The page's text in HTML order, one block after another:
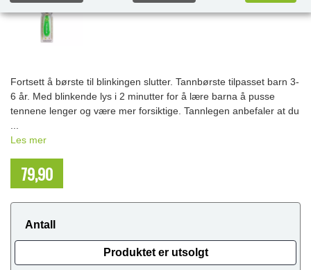
Fortsett å børste til blinkingen slutter. Tannbørste tilpasset barn 3-
6 år. Med blinkende lys i 2 minutter for å lære barna å pusse
tennene lenger og være mer forsiktige. Tannlegen anbefaler at du
Les mer
79,90
Antall
Produktet er utsolgt